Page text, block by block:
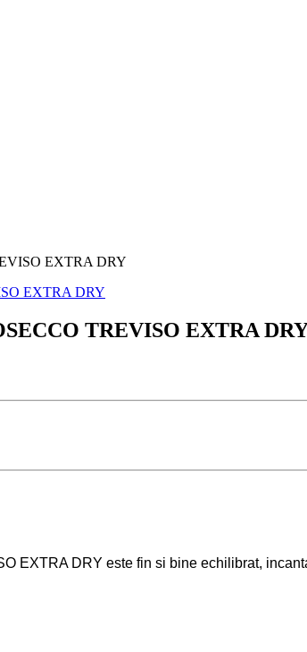
EXTRA DRY
TREVISO EXTRA
EXTRA DRY este fin si bine echilibrat,